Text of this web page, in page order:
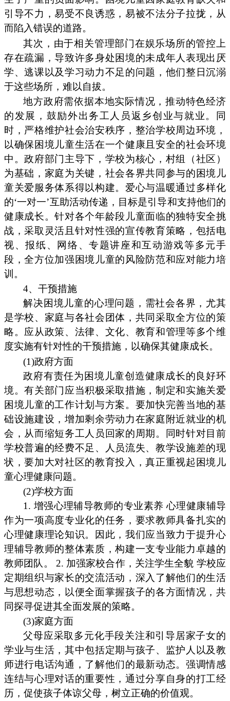
引导不力，易受不良诱惑，易被不法分子拉拢，从
而陷入错误的道路。
其次，由于相关管理部门在娱乐场所的管控上
存在疏漏，导致许多身处困境的未成年人表现出厌
学、逃课以及学习动力不足的问题，他们整日沉溺
于这些场所，难以自拔。
地方政府需依据本地实际情况，推动特色经济
的发展，鼓励外出务工人员返乡创业与就业。同
时，严格维护社会治安秩序，整治学校周边环境，
以确保困境儿童生活在一个健康且安全的社会环境
中。政府部门主导下，学校为核心，村组（社区）
为基础，家庭为关键，社会各界共同参与的困境儿
童关爱服务体系得以构建。爱心与温暖通过多样化
的‘一对一’互助活动传递，目标是引导和支持他们的
健康成长。针对各个年龄段儿童面临的独特安全挑
战，采取灵活且针对性强的宣传教育策略，包括电
视、报纸、网络、专题讲座和互动游戏等多元手
段，全方位加强困境儿童的风险防范和应对能力培
训。
4、干预措施
解决困境儿童的心理问题，需社会各界，尤其
是学校、家庭与各社会团体，共同采取全方位的策
略。应从政策、法律、文化、教育和管理等多个维
度实施有针对性的干预措施，以确保其健康成长。
(1)政府方面
政府有责任为困境儿童创造健康成长的良好环
境。有关部门应当积极采取措施，制定和实施关爱
困境儿童的工作计划与方案。要加快完善当地的基
础设施建设，增加剩余劳动力在家庭附近就业的机
会，从而缩短务工人员回家的周期。同时针对目前
学校普遍的经费不足、人员流失、教学设施差的现
状，要加大对社区的教育投入，真正重视起困境儿
童心理健康问题。
(2)学校方面
1. 增强心理辅导教师的专业素养 心理健康辅导
作为一项高度专业化的任务，要求教师具备扎实的
心理健康理论知识。因此，我们应当致力于提升心
理辅导教师的整体素质，构建一支专业能力卓越的
教师团队。 2. 加强家校合作，关注学生全貌 学校应
定期组织与家长的交流活动，深入了解他们的生活
与思想动态，以便全面掌握孩子的各方面情况，共
同探寻促进其全面发展的策略。
(3)家庭方面
父母应采取多元化手段关注和引导居家子女的
学业与生活，其中包括定期与孩子、监护人以及教
师进行电话沟通，了解他们的最新动态。强调情感
连结与心理对话的重要性，通过分享自身的打工经
历，促使孩子体谅父母，树立正确的价值观。